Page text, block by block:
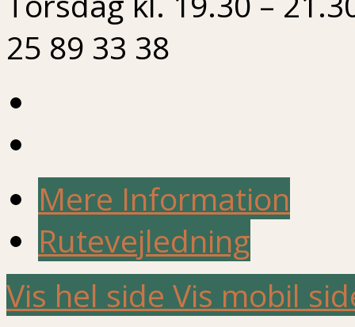
25 89 33 38
Mere Information
Rutevejledning
Vis hel side Vis mobil